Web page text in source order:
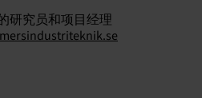
研究员和项目经理